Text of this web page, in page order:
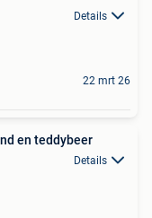
Details
22 mrt 26
en teddybeer
Details